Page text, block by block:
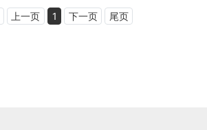
上一页 1 下一页 尾页